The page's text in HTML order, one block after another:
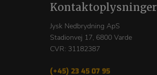
Kontaktoplysninger
Jysk Nedbrydning ApS
Stadionvej 17, 6800 Varde
CVR: 31182387
(+45) 23 45 07 95